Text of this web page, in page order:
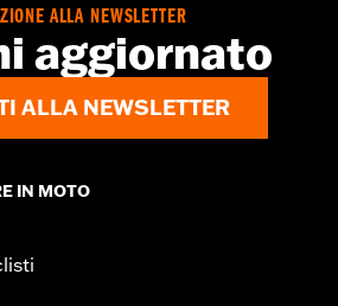
Rotore e bulloneria cromata
ALLA NEWSLETTER
aggiornato
ALLA NEWSLETTER
IN MOTO